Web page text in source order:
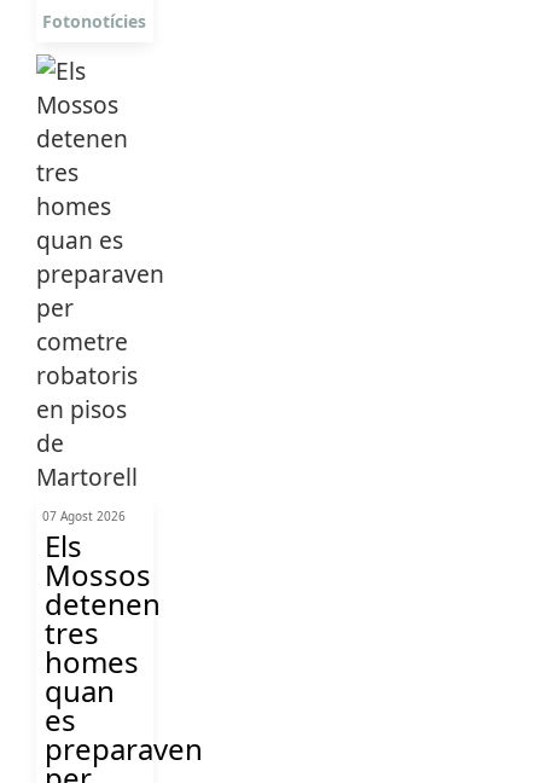
Fotonotícies
07 Agost 2026
Els
Mossos
detenen
tres
homes
quan
es
preparaven